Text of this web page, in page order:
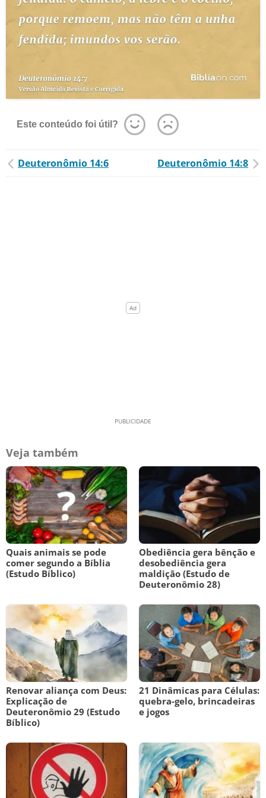
Este conteúdo foi útil?
Deuteronômio 14:6 Deuteronômio 14:8
Veja também
Quais animais se pode
comer segundo a Bíblia
(Estudo Bíblico)
Obediência gera bênção e
desobediência gera
maldição (Estudo de
Deuteronômio 28)
Renovar aliança com Deus:
Explicação de
Deuteronômio 29 (Estudo
Bíblico)
21 Dinâmicas para Células:
quebra-gelo, brincadeiras
e jogos